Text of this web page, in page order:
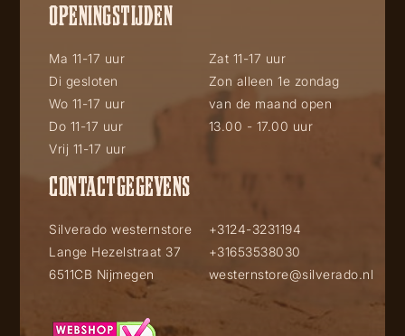
OPENINGSTIJDEN
Ma 11-17 uur
Di gesloten
Wo 11-17 uur
Do 11-17 uur
Vrij 11-17 uur
Zat 11-17 uur
Zon alleen 1e zondag
van de maand open
13.00 - 17.00 uur
CONTACTGEGEVENS
Silverado westernstore
Lange Hezelstraat 37
6511CB Nijmegen
+3124-3231194
+31653538030
westernstore@silverado.nl